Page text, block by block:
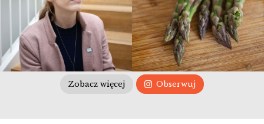
Zobacz więcej Obserwuj